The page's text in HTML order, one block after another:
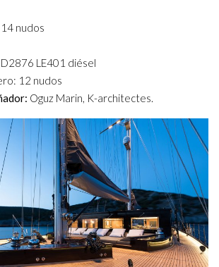
nudos
LE401 diésel
12 nudos
Oguz Marin, K-architectes.